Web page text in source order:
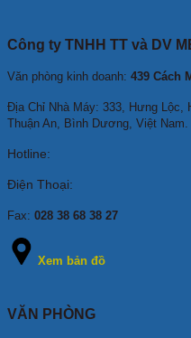
Công ty TNHH TT và DV
Văn phòng kinh doanh: 439 Cách
Địa Chỉ Nhà Máy: 333, Hưng Lộc,
Thuận An, Bình Dương, Việt Nam.
Hotline:
Điện Thoại:
Fax: 028 38 68 38 27
Xem bản đồ
VĂN PHÒNG